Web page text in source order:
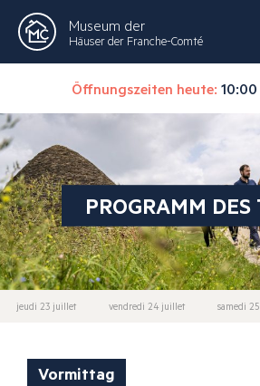
Museum der
Häuser der Franche-Comté
Öffnungszeiten heute:
PROGRAMM DES
jeudi 23 juillet vendredi 24 juillet samedi
Vormittag